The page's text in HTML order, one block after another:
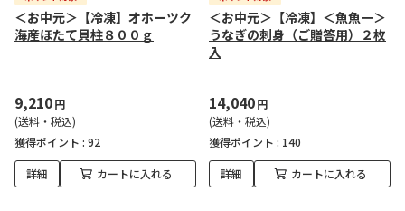
＜お中元＞【冷凍】オホーツク
海産ほたて貝柱８００ｇ
9,210円
(送料・税込)
獲得ポイント : 92
詳細 カートに入れる
＜お中元＞【冷凍】＜魚魚一＞
うなぎの刺身（ご贈答用）２枚
入
14,040円
(送料・税込)
獲得ポイント : 140
詳細 カートに入れる